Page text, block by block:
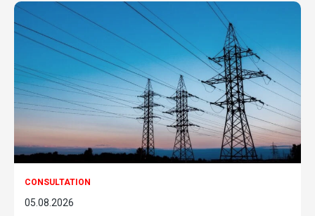
CONSULTATION
05.08.2026